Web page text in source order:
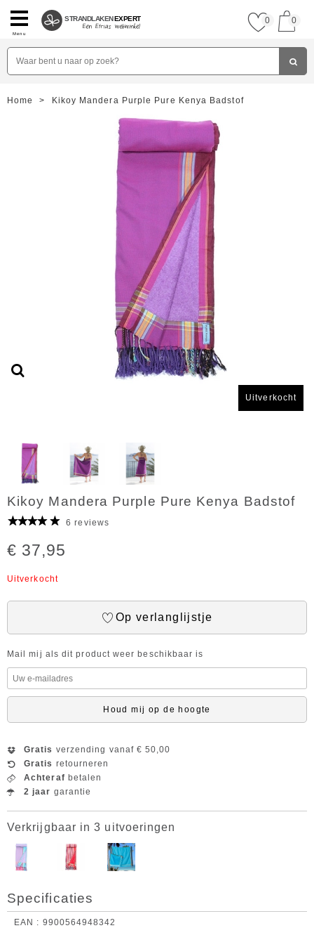
Menu
STRANDLAKENEXPERT 0 0
Home > Kikoy Mandera Purple Pure Kenya Badstof
Uitverkocht
Kikoy Mandera Purple Pure Kenya Badstof
6 reviews
€ 37,95
Uitverkocht
Op verlanglijstje
Mail mij als dit product weer beschikbaar is
Houd mij op de hoogte
Gratis verzending vanaf € 50,00
Gratis retourneren
Achteraf betalen
2 jaar garantie
Verkrijgbaar in 3 uitvoeringen
Specificaties
EAN 9900564948342